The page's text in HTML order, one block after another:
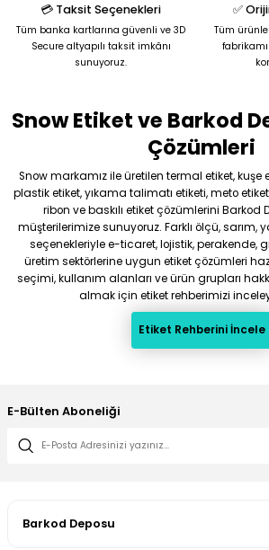
Gönder
💳 Taksit Seçenekleri
Tüm banka kartlarına güvenli ve 3D
Secure altyapılı taksit imkânı
sunuyoruz.
✅
Tüm
Snow Etiket ve Barkod
Çözümleri
Snow markamız ile üretilen termal etiket, kuşe
plastik etiket, yıkama talimatı etiketi, meto
ribon ve baskılı etiket çözümlerini Barkod
müşterilerimize sunuyoruz. Farklı ölçü, sarım,
seçenekleriyle e-ticaret, lojistik, perakende,
üretim sektörlerine uygun etiket çözümleri
seçimi, kullanım alanları ve ürün grupları
almak için etiket rehberimizi
Etiket Rehberini İncele
E-Bülten Aboneliği
Barkod Deposu